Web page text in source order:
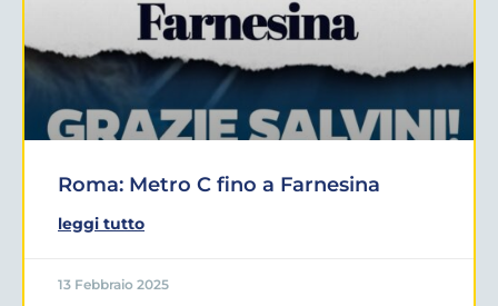
Roma: Metro C fino a Farnesina
leggi tutto
13 Febbraio 2025